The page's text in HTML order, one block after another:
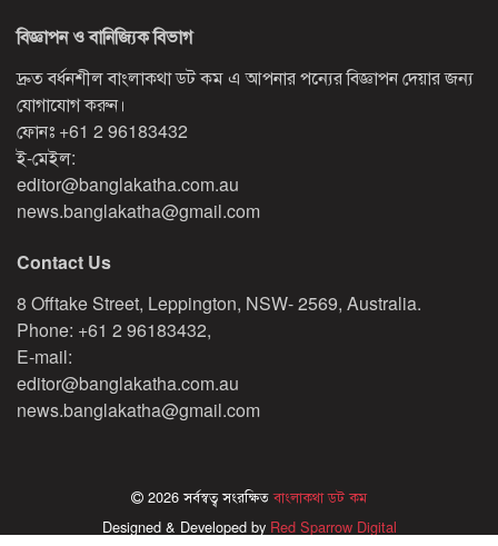
বিজ্ঞাপন ও বানিজ্যিক বিভাগ
দ্রুত বর্ধনশীল বাংলাকথা ডট কম এ আপনার পন্যের বিজ্ঞাপন দেয়ার জন্য
যোগাযোগ করুন।
ফোনঃ +61 2 96183432
ই-মেইল:
editor@banglakatha.com.au
news.banglakatha@gmail.com
Contact Us
8 Offtake Street, Leppington, NSW- 2569, Australia.
Phone: +61 2 96183432,
E-mail:
editor@banglakatha.com.au
news.banglakatha@gmail.com
2026 সর্বস্বত্ব সংরক্ষিতবাংলাকথা ডট কম
Designed & Developed by Red Sparrow Digital